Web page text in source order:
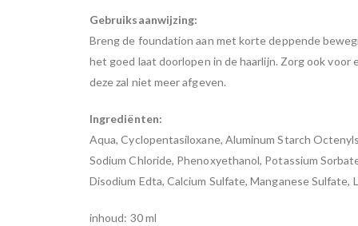
Gebruiksaanwijzing:
Breng de foundation aan met korte deppende
het goed laat doorlopen in de haarlijn. Zorg ook voor
deze zal niet meer afgeven.
Ingrediënten:
Aqua, Cyclopentasiloxane, Aluminum Starch
Sodium Chloride, Phenoxyethanol, Potassium
Disodium Edta, Calcium Sulfate, Manganese
inhoud: 30 ml